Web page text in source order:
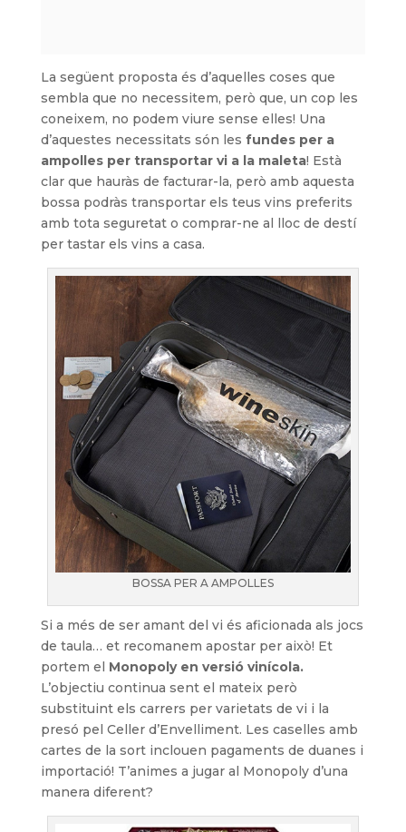
La següent proposta és d’aquelles coses que
sembla que no necessitem, però que, un cop les
coneixem, no podem viure sense elles! Una
d’aquestes necessitats són les fundes per a
ampolles per transportar vi a la maleta! Està
clar que hauràs de facturar-la, però amb aquesta
bossa podràs transportar els teus vins preferits
amb tota seguretat o comprar-ne al lloc de destí
per tastar els vins a casa.
BOSSA PER A AMPOLLES
Si a més de ser amant del vi és aficionada als jocs
de taula… et recomanem apostar per això! Et
portem el Monopoly en versió vinícola.
L’objectiu continua sent el mateix però
substituint els carrers per varietats de vi i la
presó pel Celler d’Envelliment. Les caselles amb
cartes de la sort inclouen pagaments de duanes i
importació! T’animes a jugar al Monopoly d’una
manera diferent?